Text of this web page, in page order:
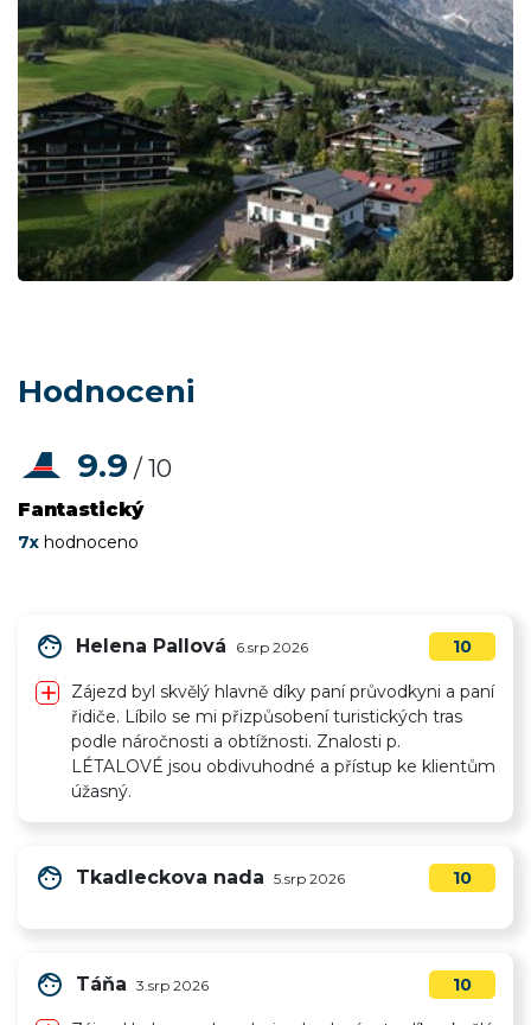
Hodnoceni
9.9 / 10
Fantastický
7x hodnoceno
face Helena Pallová 6.srp 2026
add
Zájezd byl skvělý hlavně díky paní průvodkyni a paní
řidiče. Líbilo se mi přizpůsobení turistických tras
podle náročnosti a obtížnosti. Znalosti p.
LÉTALOVÉ jsou obdivuhodné a přístup ke klientům
úžasný.
10
face Tkadleckova nada 5.srp 2026 10
face Táňa 3.srp 2026 10